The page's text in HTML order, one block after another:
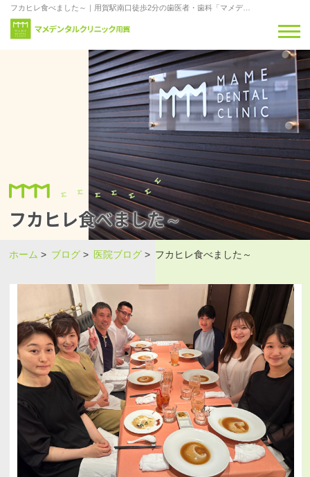
フカヒレ食べました～
ホーム > ブログ > 医院ブログ > フカヒレ食べました～